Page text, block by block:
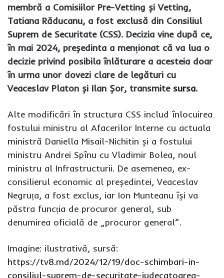
membră a Comisiilor Pre-Vetting și Vetting,
Tatiana Răducanu, a fost exclusă din Consiliul
Suprem de Securitate (CSS). Decizia vine după ce,
în mai 2024, președinta a menționat că va lua o
decizie privind posibila înlăturare a acesteia doar
în urma unor dovezi clare de legături cu
Veaceslav Platon și Ilan Șor, transmite sursa.
Alte modificări în structura CSS includ înlocuirea
fostului ministru al Afacerilor Interne cu actuala
ministră Daniella Misail-Nichitin și a fostului
ministru Andrei Spînu cu Vladimir Bolea, noul
ministru al Infrastructurii. De asemenea, ex-
consilierul economic al președintei, Veaceslav
Negruța, a fost exclus, iar Ion Munteanu își va
păstra funcția de procuror general, sub
denumirea oficială de „procuror general”.
Imagine: ilustrativă, sursă:
https://tv8.md/2024/12/19/doc-schimbari-in-
consiliul-suprem-de-securitate-judecatoarea-